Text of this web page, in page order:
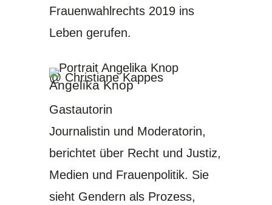
Frauenwahlrechts 2019 ins
Leben gerufen.
@ Christiane Kappes
Angelika Knop
Gastautorin
Journalistin und Moderatorin,
berichtet über Recht und Justiz,
Medien und Frauenpolitik. Sie
sieht Gendern als Prozess,